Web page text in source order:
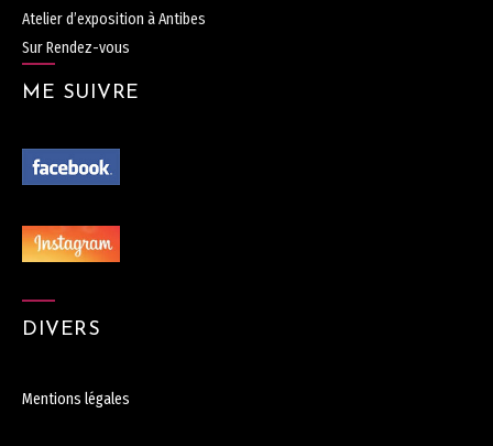
Atelier d’exposition à Antibes
Sur Rendez-vous
ME SUIVRE
DIVERS
Mentions légales